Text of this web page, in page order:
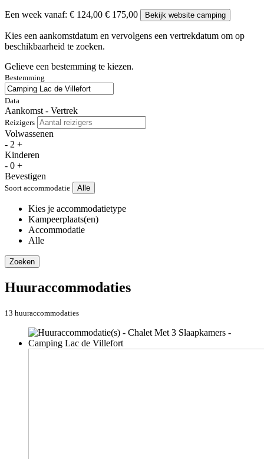
Een week vanaf: € 124,00 € 175,00 Bekijk website camping
Kies een aankomstdatum en vervolgens een vertrekdatum om op
beschikbaarheid te zoeken.
Gelieve een bestemming te kiezen.
Bestemming
Data
Aankomst - Vertrek
Reizigers
Volwassenen
- 2 +
Kinderen
- 0 +
Bevestigen
Soort accommodatie Alle
Kies je accommodatietype
Kampeerplaats(en)
Accommodatie
Alle
Zoeken
Huuraccommodaties
13 huuraccommodaties